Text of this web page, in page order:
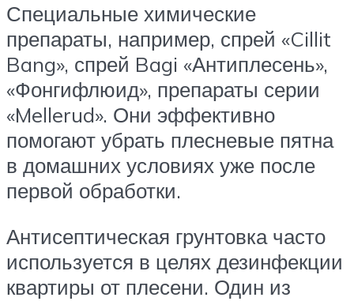
Специальные химические
препараты, например, спрей «Cillit
Bang», спрей Bagi «Антиплесень»,
«Фонгифлюид», препараты серии
«Mellerud». Они эффективно
помогают убрать плесневые пятна
в домашних условиях уже после
первой обработки.
Антисептическая грунтовка часто
используется в целях дезинфекции
квартиры от плесени. Один из